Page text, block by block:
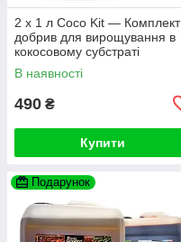
2 х 1 л Coco Kit — Комплект
добрив для вирощування в
кокосовому субстраті
В наявності
490 ₴
Купити
Подарунок